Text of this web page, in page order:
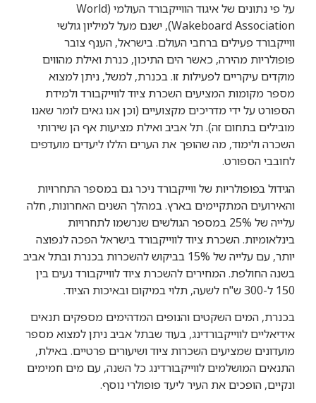
על פי נתונים של איגוד הווייקבורד העולמי (World
Wakeboard Association), ישנם מעל למיליון גולשי
ווייקבורד פעילים ברחבי העולם. בישראל, הענף צובר
פופולריות מהירה, כאשר הים התיכון, כנרת ואילת מהווים
מוקדים עיקריים לפעילות זו. בכנרת, למשל, ניתן למצוא
מספר מקומות המציעים השכרת ציוד לווייקבורד ולמידת
הספורט על ידי מדריכים מקצועיים (וכן אנו גאים לומר שאנו
מובילים בתחום זה). תל אביב ואילת מציעות אף הן שירותי
השכרה ולימוד, מה שהופך את הערים הללו ליעדים מועדפים
לחובבי הספורט.
הגידול בפופולריות של ווייקבורד ניכר גם במספר התחרויות
והאירועים המתקיימים בארץ. במהלך השנים האחרונות, חלה
עלייה של 25% במספר הגולשים שנרשמו לתחרויות
בינלאומיות. השכרת ציוד לווייקבורד בישראל הפכה לנפוצה
יותר, עם עלייה של 15% בביקוש להשכרות בכנרת ובתל אביב
בשנה החולפת. המחירים להשכרת ציוד לווייקבורד נעים בין
150 ל-300 ש"ח לשעה, תלוי במיקום ובאיכות הציוד.
בכנרת, המים השקטים והנופים המדהימים מספקים תנאים
אידיאליים לווייקבורדינג, בעוד שבתל אביב ניתן למצוא מספר
מועדונים שמציעים השכרות ציוד ושיעורים פרטיים. באילת,
התנאים המושלמים לווייקבורדינג כל השנה, עם מים חמימים
ונקיים, הופכים את העיר ליעד פופולרי נוסף.